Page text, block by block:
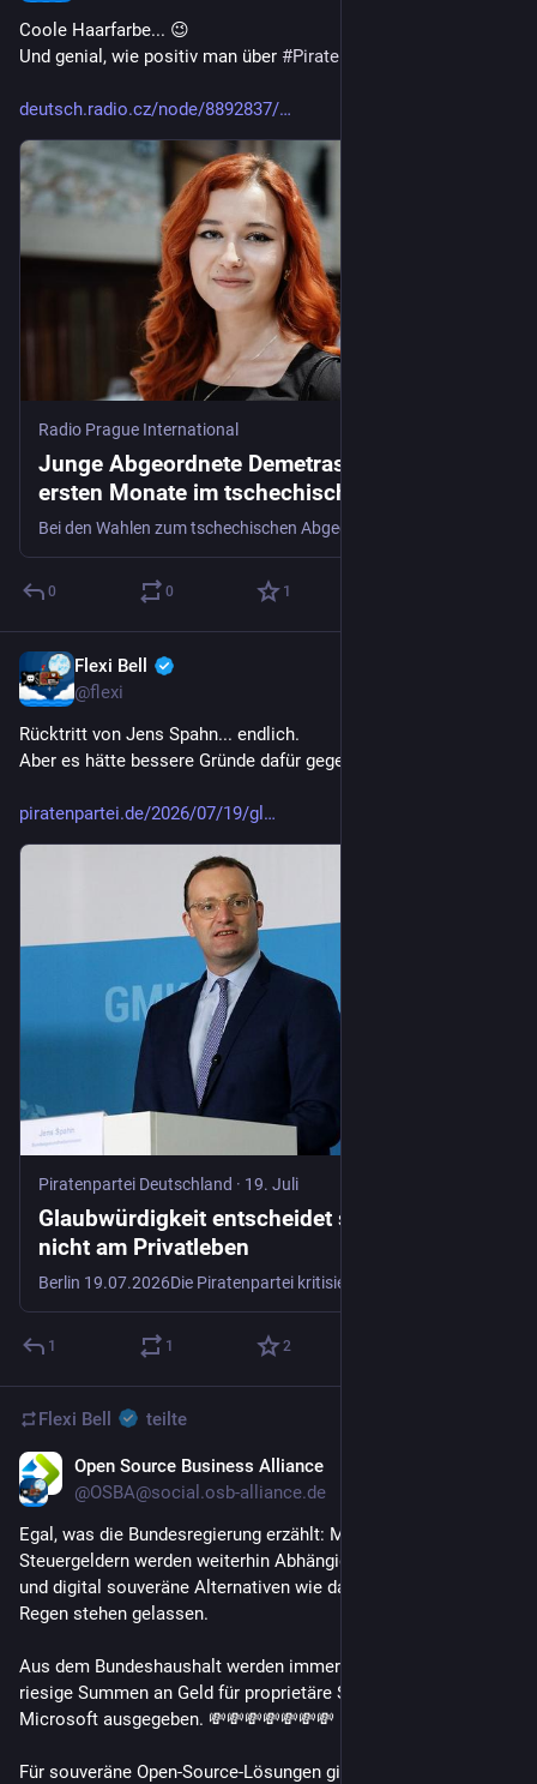
Coole Haarfarbe... 😉
Und genial, wie positiv man über #Piraten
deutsch.radio.cz/node/8892837/
Radio Prague International
Junge Abgeordnete Demetrashvili und ihre
ersten Monate im tschechischen Parlament
0 0 1
Flexi Bell
@flexi
Rücktritt von Jens Spahn... endlich.
Aber es hätte bessere Gründe dafür gegeben. Viele.
piratenpartei.de/2026/07/19/gl
Piratenpartei Deutschland · 19. Juli
Glaubwürdigkeit entscheidet sich am Amt –
nicht am Privatleben
1 1 2
Flexi Bell teilte
Open Source Business Alliance
@OSBA@social.osb-alliance.de
Egal, was die Bundesregierung erzählt: Mit unseren
Steuergeldern werden weiterhin Abhängigkeiten finanziert -
und digital souveräne Alternativen wie das
Regen stehen gelassen.
Aus dem Bundeshaushalt werden immer noch unvorstellbar
riesige Summen an Geld für proprietäre Software wie
Microsoft ausgegeben. 💸💸💸💸💸💸💸
Für souveräne Open-Source-Lösungen gibt es weiterhin nur